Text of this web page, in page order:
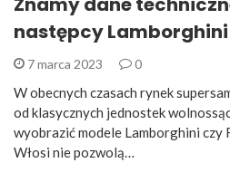
następcy
7 marca 2023 0
W obecnych czasach rynek
od klasycznych jednostek
wyobrazić modele Lamborghini czy
Włosi nie pozwolą…